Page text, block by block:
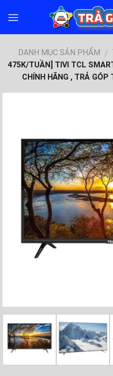
DANH MỤC SẢN PHẨM /
475K/TUẦN] TIVI TCL
CHÍNH HÃNG , TRẢ GÓP